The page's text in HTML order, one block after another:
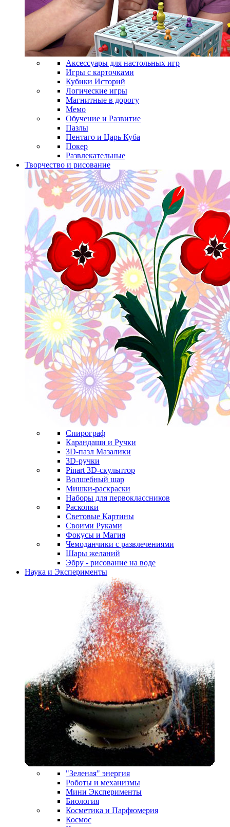
Аксессуары для настольных игр
Игры с карточками
Кубики Историй
Логические игры
Магнитные в дорогу
Мемо
Обучение и Развитие
Пазлы
Пентаго и Царь Куба
Покер
Развлекательные
Творчество и рисование
Спирограф
Карандаши и Ручки
3D-пазл Мазалики
3D-ручки
Pinart 3D-скульптор
Волшебный шар
Мишки-раскраски
Наборы для первоклассников
Раскопки
Световые Картины
Своими Руками
Фокусы и Магия
Чемоданчики с развлечениями
Шары желаний
Эбру - рисование на воде
Наука и Эксперименты
"Зеленая" энергия
Роботы и механизмы
Мини Эксперименты
Биология
Косметика и Парфюмерия
Космос